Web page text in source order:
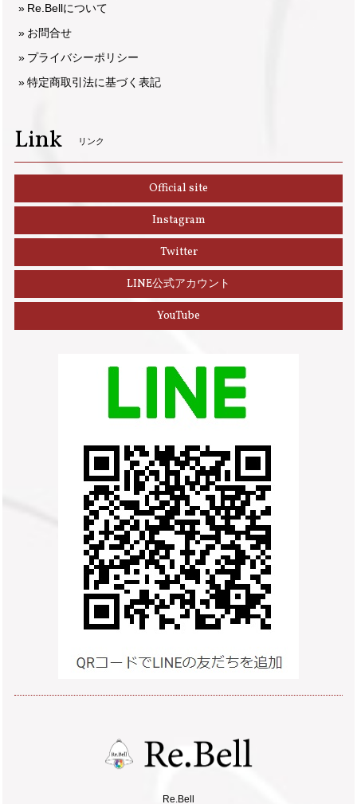
Re.Bellについて
お問合せ
プライバシーポリシー
特定商取引法に基づく表記
Link リンク
Official site
Instagram
Twitter
LINE公式アカウント
YouTube
Re.Bell